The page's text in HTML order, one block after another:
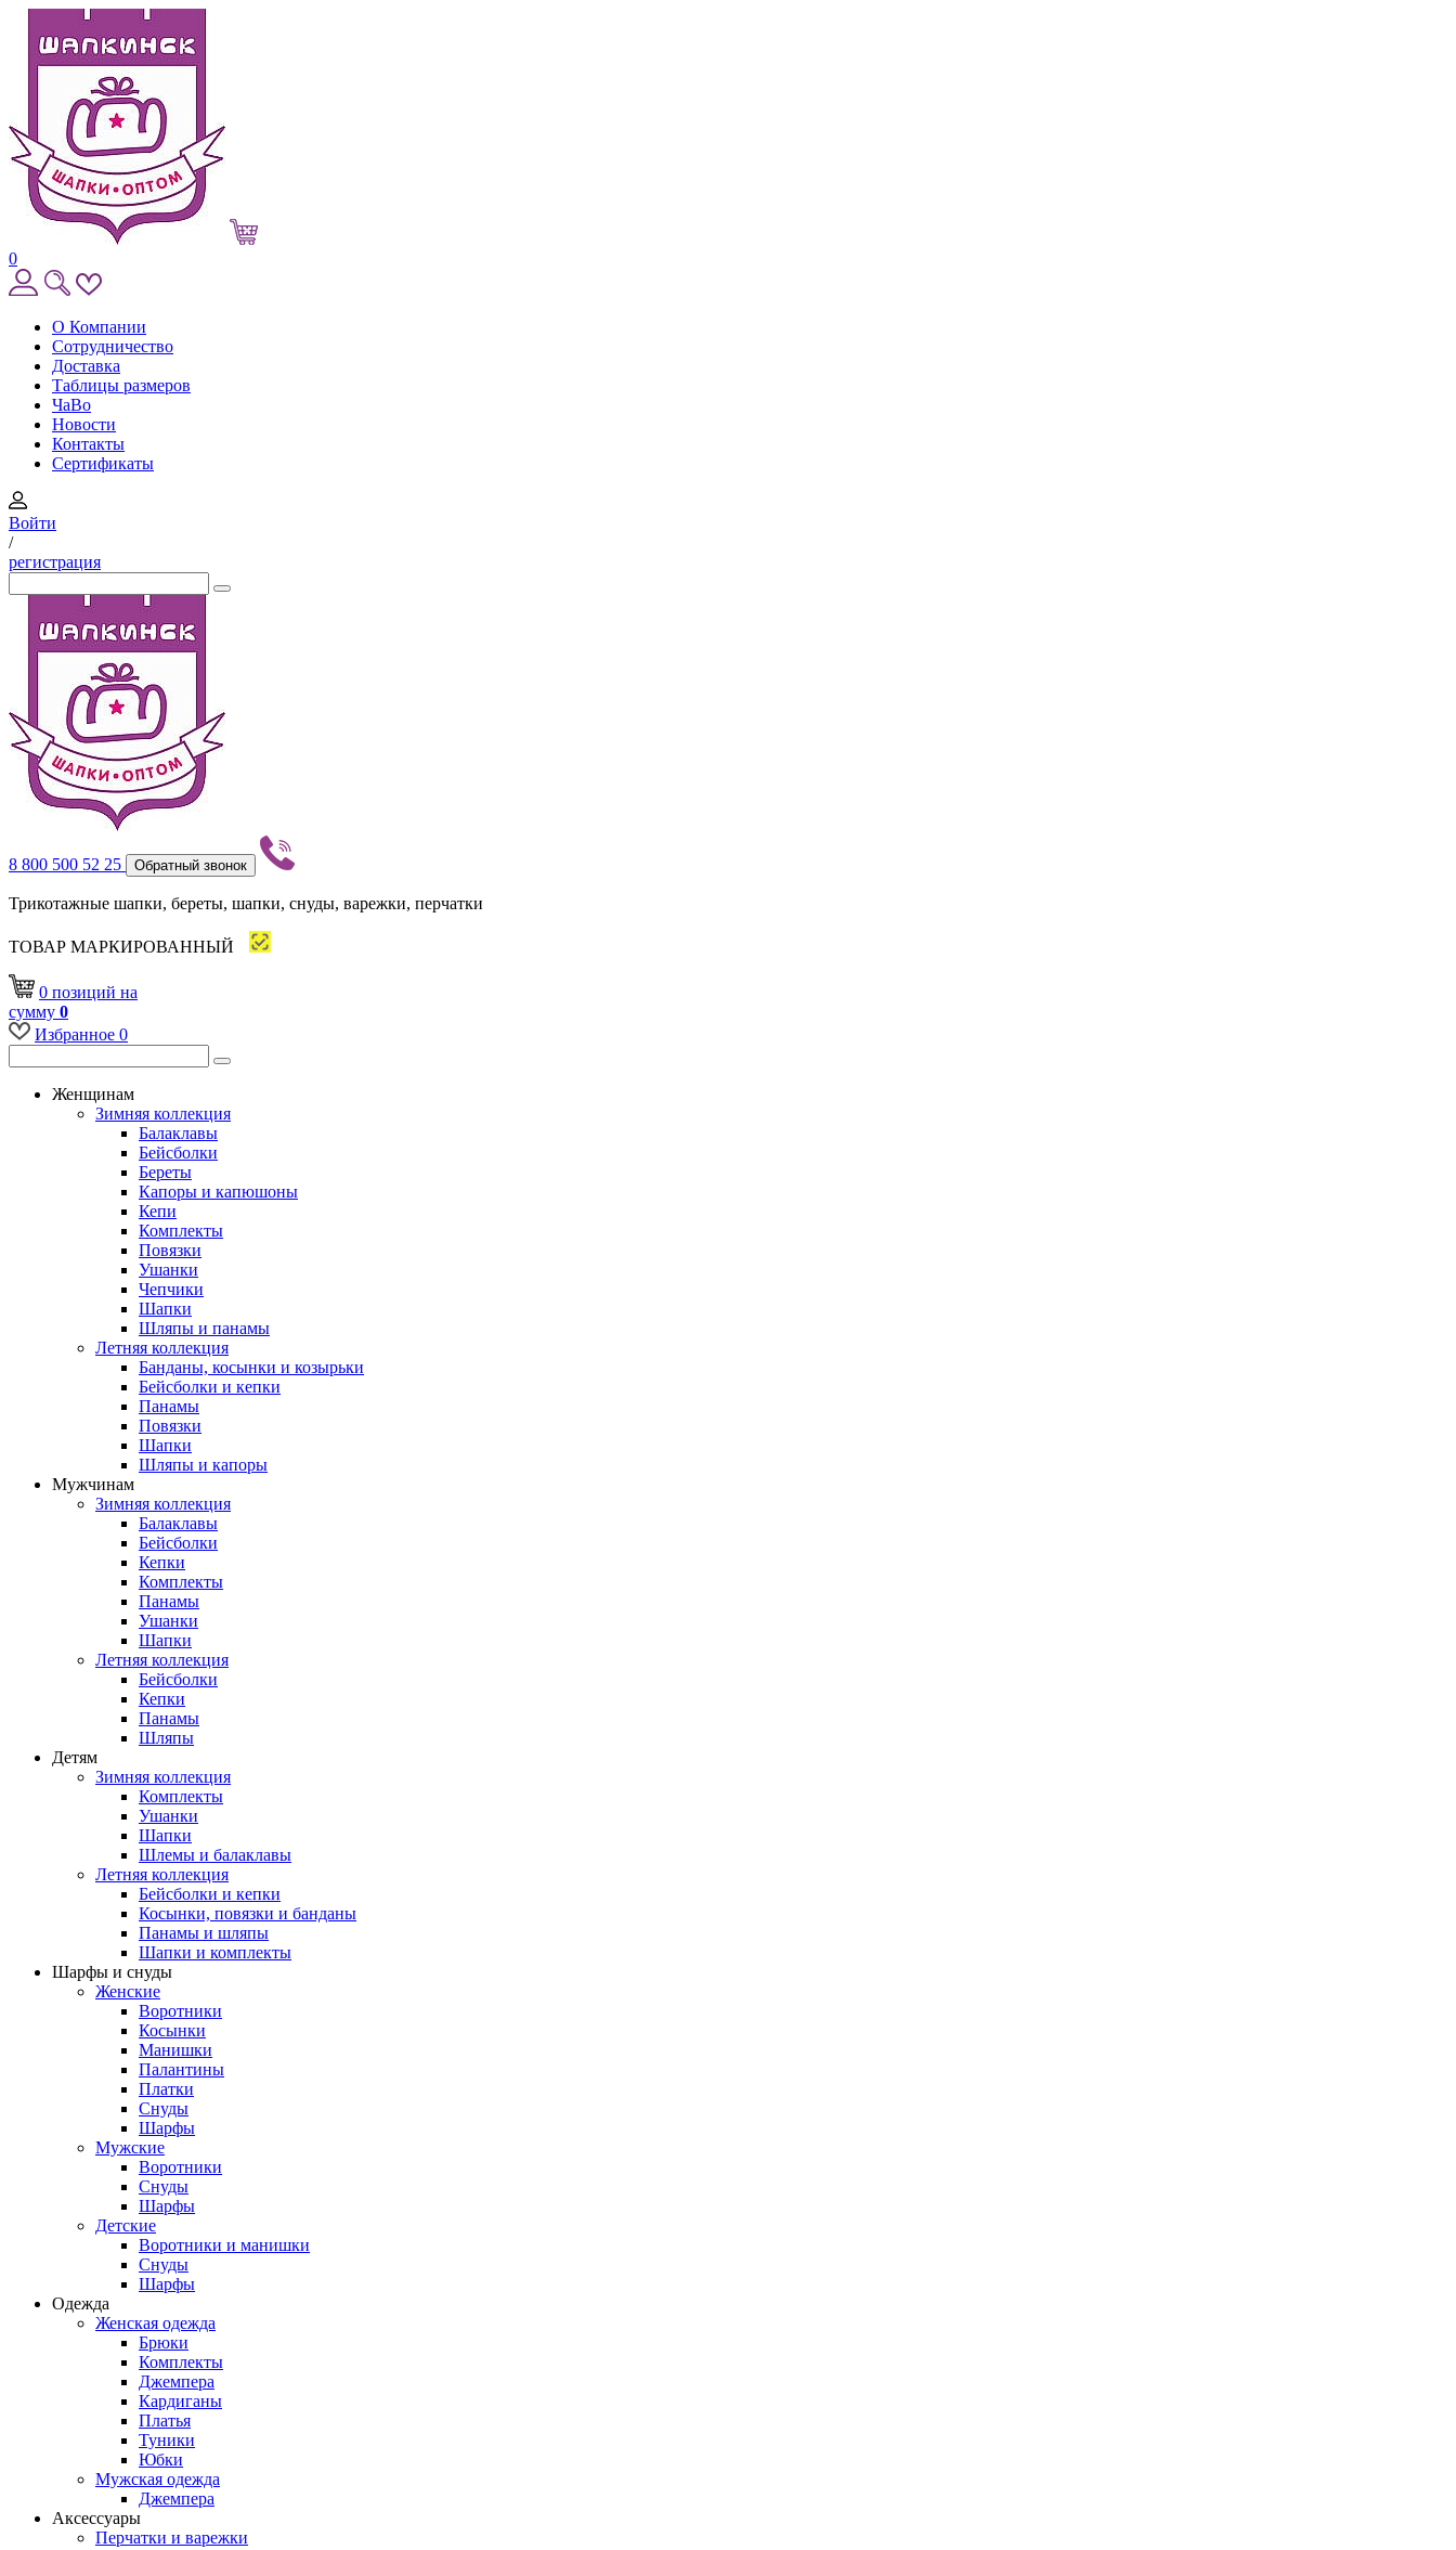
0
О Компании
Сотрудничество
Доставка
Таблицы размеров
ЧаВо
Новости
Контакты
Сертификаты
Войти
/
регистрация
8 800 500 52 25 Обратный звонок
Трикотажные шапки, береты, шапки, снуды, варежки, перчатки
ТОВАР МАРКИРОВАННЫЙ
0 позиций на
сумму 0
Избранное 0
Женщинам
Зимняя коллекция
Балаклавы
Бейсболки
Береты
Капоры и капюшоны
Кепи
Комплекты
Повязки
Ушанки
Чепчики
Шапки
Шляпы и панамы
Летняя коллекция
Банданы, косынки и козырьки
Бейсболки и кепки
Панамы
Повязки
Шапки
Шляпы и капоры
Мужчинам
Зимняя коллекция
Балаклавы
Бейсболки
Кепки
Комплекты
Панамы
Ушанки
Шапки
Летняя коллекция
Бейсболки
Кепки
Панамы
Шляпы
Детям
Зимняя коллекция
Комплекты
Ушанки
Шапки
Шлемы и балаклавы
Летняя коллекция
Бейсболки и кепки
Косынки, повязки и банданы
Панамы и шляпы
Шапки и комплекты
Шарфы и снуды
Женские
Воротники
Косынки
Манишки
Палантины
Платки
Снуды
Шарфы
Мужские
Воротники
Снуды
Шарфы
Детские
Воротники и манишки
Снуды
Шарфы
Одежда
Женская одежда
Брюки
Комплекты
Джемпера
Кардиганы
Платья
Туники
Юбки
Мужская одежда
Джемпера
Аксессуары
Перчатки и варежки